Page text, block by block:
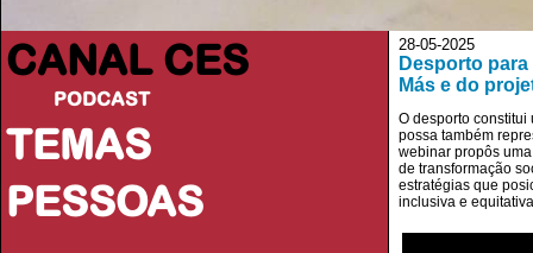
CANAL CES
PODCAST
TEMAS
PESSOAS
28-05-2025
Desporto
Más e do
O desporto
possa também
webinar propôs
de transformação
estratégias que
inclusiva e